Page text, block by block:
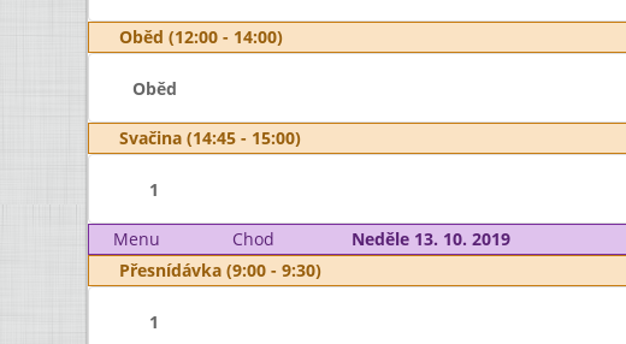
Oběd (12:00 - 14:00)
Oběd
Svačina (14:45 - 15:00)
1
Menu Chod
Neděle 13. 10. 2019
Přesnídávka (9:00 - 9:30)
1